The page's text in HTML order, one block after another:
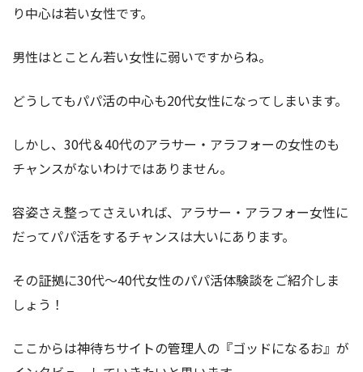
り中心は若い女性です。
男性はとことん若い女性に弱いですからね。
どうしてもパパ活の中心も20代女性になってしまいます。
しかし、30代＆40代のアラサー・アラフォーの女性のも
チャンスがないわけではありません。
容姿さえ整ってさえいれば、アラサー・アラフォー女性に
だってパパ活をするチャンスは大いにあります。
その証拠に30代～40代女性のパパ活体験談をご紹介しま
しょう！
ここからは神待ちサイトの管理人の『ゴッドになるお』が